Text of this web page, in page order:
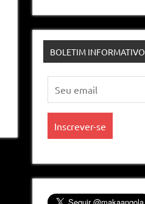
BOLETIM INFORMATIVO